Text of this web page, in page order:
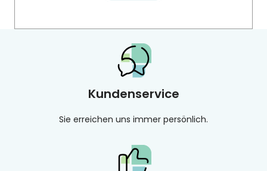
Kundenservice
Sie erreichen uns immer persönlich.